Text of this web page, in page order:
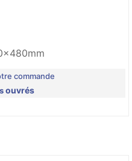
commande
ouvrés